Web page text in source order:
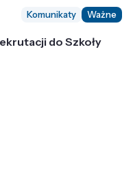
Komunikaty Ważne
do Szkoły